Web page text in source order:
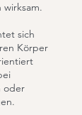
wirksam.
sich
Körper
oder